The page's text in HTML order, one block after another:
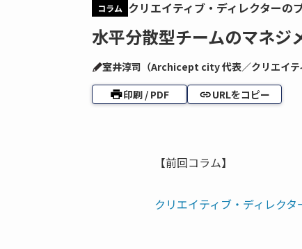
コラム クリエイティブ・ディレクターの
水平分散型チームのマネジ
室井淳司（Archicept city 代表／クリエイテ
印刷 / PDF URLをコピー
【前回コラム】
クリエイティブ・ディレクタ